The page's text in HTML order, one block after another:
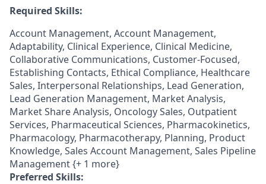
Required Skills:
Account Management, Account Management,
Adaptability, Clinical Experience, Clinical Medicine,
Collaborative Communications, Customer-Focused,
Establishing Contacts, Ethical Compliance, Healthcare
Sales, Interpersonal Relationships, Lead Generation,
Lead Generation Management, Market Analysis,
Market Share Analysis, Oncology Sales, Outpatient
Services, Pharmaceutical Sciences, Pharmacokinetics,
Pharmacology, Pharmacotherapy, Planning, Product
Knowledge, Sales Account Management, Sales Pipeline
Management {+ 1 more}
Preferred Skills: